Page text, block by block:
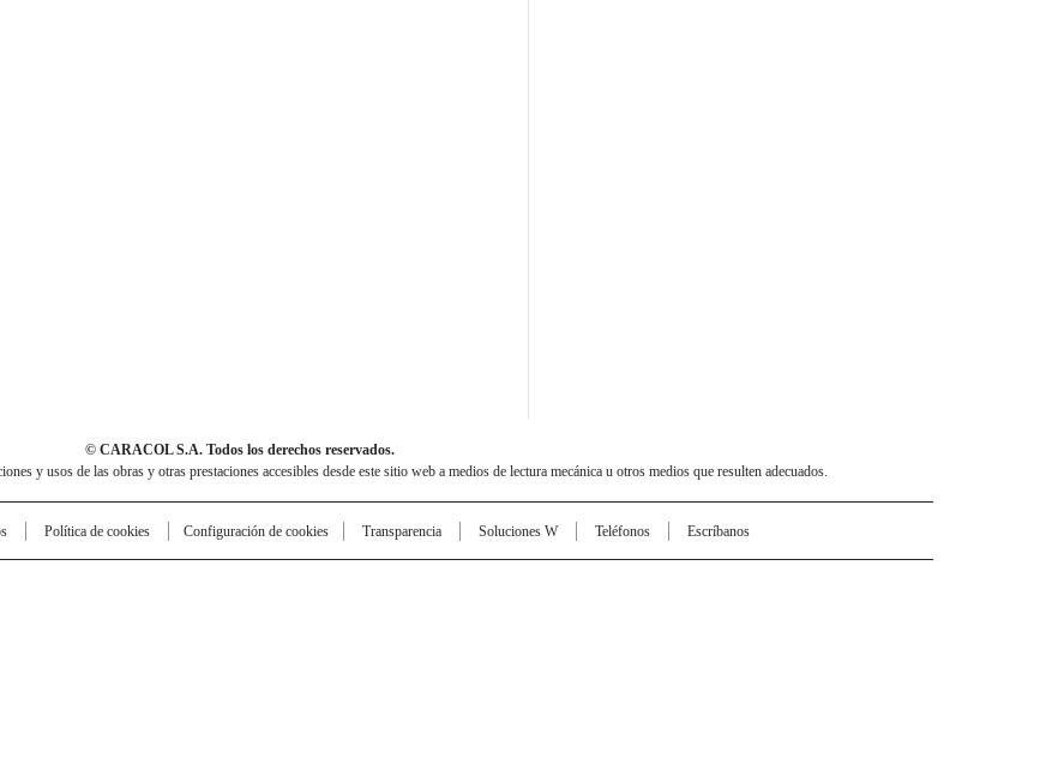
© CARACOL S.A. Todos los derechos reservados.
y usos de las obras y otras prestaciones accesibles desde este sitio web a medios de lectura mecánica u otros medios que resulten adecuados.
Política de cookies Configuración de cookies Transparencia Soluciones W Teléfonos Escríbanos